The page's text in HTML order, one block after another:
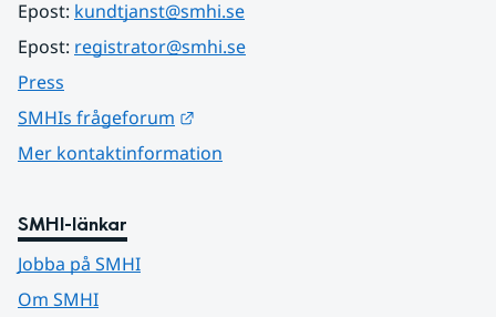
Epost: kundtjanst@smhi.se
Epost: registrator@smhi.se
Press
SMHIs frågeforum
Mer kontaktinformation
SMHI-länkar
Jobba på SMHI
Om SMHI